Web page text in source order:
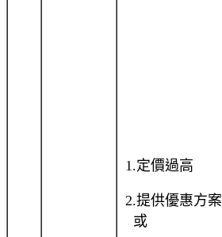
1.定價過高
2.提供優惠方案
或